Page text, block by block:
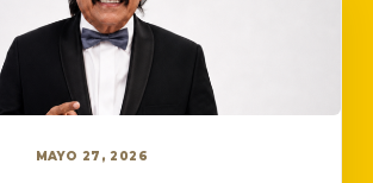
MAYO 27, 2026